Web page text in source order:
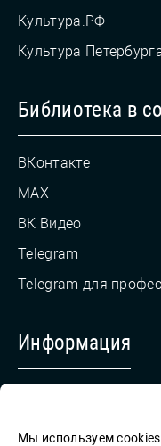
Культура.РФ
Культура
Библиотека в
ВКонтакте
MAX
ВК Видео
Telegram
Telegram для
Информация
Обратная связь
Мы используем